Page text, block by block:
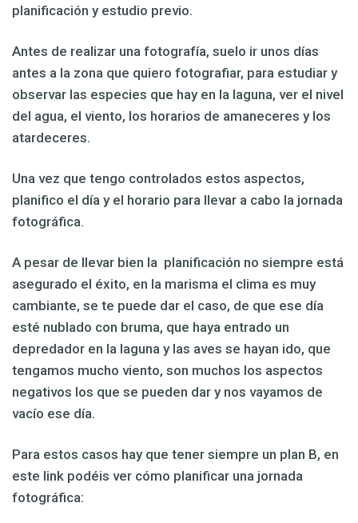
planificación y estudio previo.
Antes de realizar una fotografía, suelo ir unos días
antes a la zona que quiero fotografiar, para estudiar y
observar las especies que hay en la laguna, ver el nivel
del agua, el viento, los horarios de amaneceres y los
atardeceres.
Una vez que tengo controlados estos aspectos,
planifico el día y el horario para llevar a cabo la jornada
fotográfica.
A pesar de llevar bien la planificación no siempre está
asegurado el éxito, en la marisma el clima es muy
cambiante, se te puede dar el caso, de que ese día
esté nublado con bruma, que haya entrado un
depredador en la laguna y las aves se hayan ido, que
tengamos mucho viento, son muchos los aspectos
negativos los que se pueden dar y nos vayamos de
vacío ese día.
Para estos casos hay que tener siempre un plan B, en
este link podéis ver cómo planificar una jornada
fotográfica: